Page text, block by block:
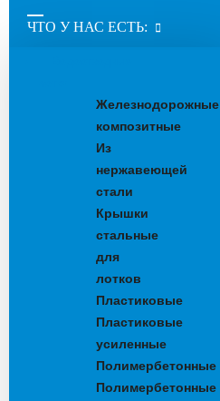
ЧТО У НАС ЕСТЬ:
Железнодорожные
композитные
Из
нержавеющей
стали
Крышки
стальные
для
лотков
Пластиковые
Пластиковые
усиленные
Полимербетонные
Полимербетонные